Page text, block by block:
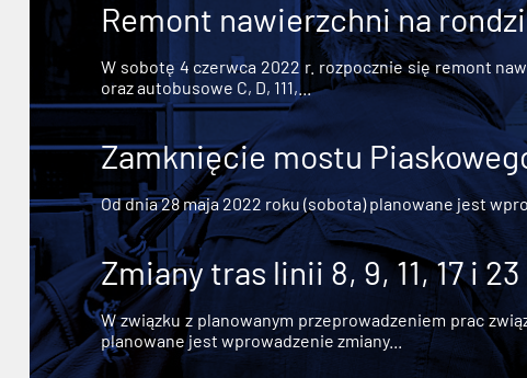
Remont nawierzchni na
W sobotę 4 czerwca 2022 r. rozpocznie się remont
oraz autobusowe C, D, 111,...
Zamknięcie mostu
Od dnia 28 maja 2022 roku (sobota) planowane jest
Zmiany tras linii 8, 9, 11, 17 i 23
W związku z planowanym przeprowadzeniem prac
planowane jest wprowadzenie zmiany...